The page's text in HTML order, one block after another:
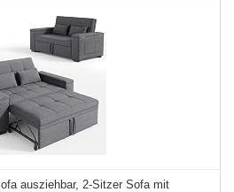
ausziehbar, 2-Sitzer Sofa mit